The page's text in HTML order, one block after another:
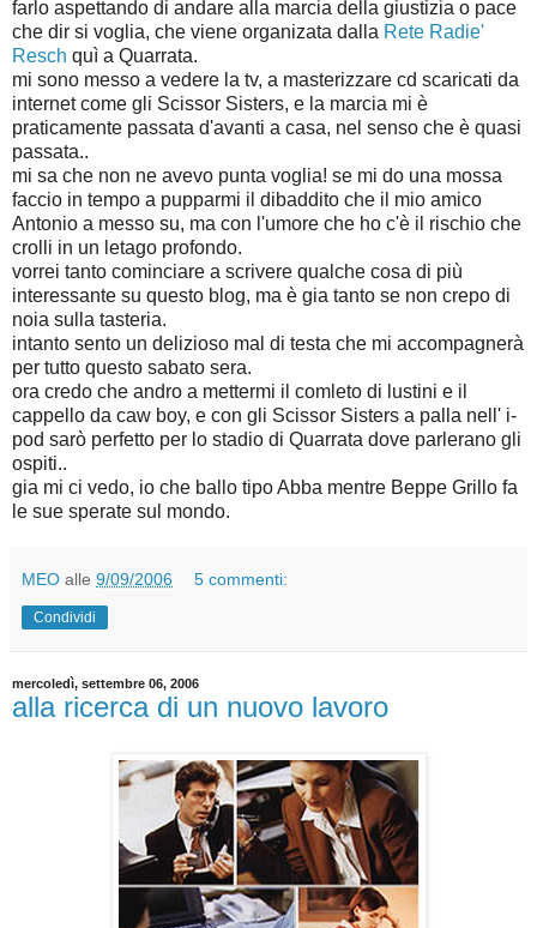
farlo aspettando di andare alla marcia della giustizia o pace
che dir si voglia, che viene organizata dalla Rete Radie'
Resch quì a Quarrata.
mi sono messo a vedere la tv, a masterizzare cd scaricati da
internet come gli Scissor Sisters, e la marcia mi è
praticamente passata d'avanti a casa, nel senso che è quasi
passata..
mi sa che non ne avevo punta voglia! se mi do una mossa
faccio in tempo a pupparmi il dibaddito che il mio amico
Antonio a messo su, ma con l'umore che ho c'è il rischio che
crolli in un letago profondo.
vorrei tanto cominciare a scrivere qualche cosa di più
interessante su questo blog, ma è gia tanto se non crepo di
noia sulla tasteria.
intanto sento un delizioso mal di testa che mi accompagnerà
per tutto questo sabato sera.
ora credo che andro a mettermi il comleto di lustini e il
cappello da caw boy, e con gli Scissor Sisters a palla nell' i-
pod sarò perfetto per lo stadio di Quarrata dove parlerano gli
ospiti..
gia mi ci vedo, io che ballo tipo Abba mentre Beppe Grillo fa
le sue sperate sul mondo.
MEO alle 9/09/2006 5 commenti:
Condividi
mercoledì, settembre 06, 2006
alla ricerca di un nuovo lavoro